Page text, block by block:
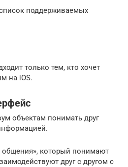
поддерживаемых
только тем, кто хочет
на iOS.
объектам понимать друг
общения», который понимают
друг с другом с